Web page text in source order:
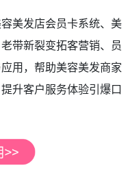
美发店会员卡系统、美
带新裂变拓客营销、员
用，帮助美容美发商家
升客户服务体验引爆口